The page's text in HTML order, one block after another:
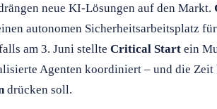
neue KI-Lösungen auf den Markt.
autonomen Sicherheitsarbeitsplatz
am 3. Juni stellte Critical Start ein
Agenten koordiniert – und die
drücken soll.